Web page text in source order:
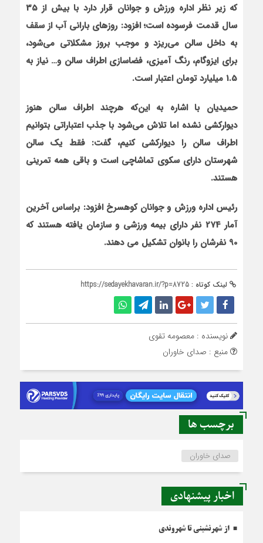
که زیر نظر اداره ورزش و جوانان قرار دارد با بیش از 35
سال قدمت فرسوده است؛ افزود: روزهای بارانی آب از سقف
به داخل سالن می‌ریزد و موجب بروز مشکلاتی می‌شود،
برای ایزوگام، رنگ آمیزی، فضاسازی اطراف سالن و… نیاز به
1.5 میلیارد تومان اعتبار است.
حمیدیان با اشاره به این‌که هرچند اطراف سالن هنوز
دیوارکشی نشده اما تلاش می‌شود با جذب اعتباراتی بتوانیم
اطراف سالن را دیوارکشی کنیم، گفت: فقط یک سالن
شهرستان دارای سکوی تماشاچی است و باقی همه تمرینی
هستند.
رئیس اداره ورزش و جوانان کوهسرخ افزود: براساس آخرین
آمار 274 نفر دارای بیمه ورزشی و سازمان یافته هستند که
90 نفرشان را بانوان تشکیل می دهند.
لینک کوتاه : https://sedayekhavaran.ir/?p=8725
نویسنده : معصومه تقوی
منبع : صدای خاوران
برچسب ها
صدای خاوران
اخبار پیشنهادی
از شهرنشینی تا شهروندی